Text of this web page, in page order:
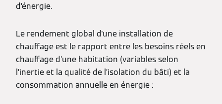
d’énergie.
Le rendement global d'une installation de
chauffage est le rapport entre les besoins réels en
chauffage d’une habitation (variables selon
l’inertie et la qualité de l’isolation du bâti) et la
consommation annuelle en énergie :